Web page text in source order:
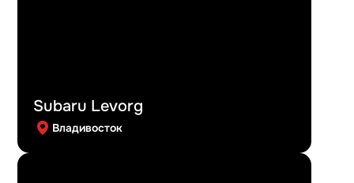
Subaru Levorg
Владивосток